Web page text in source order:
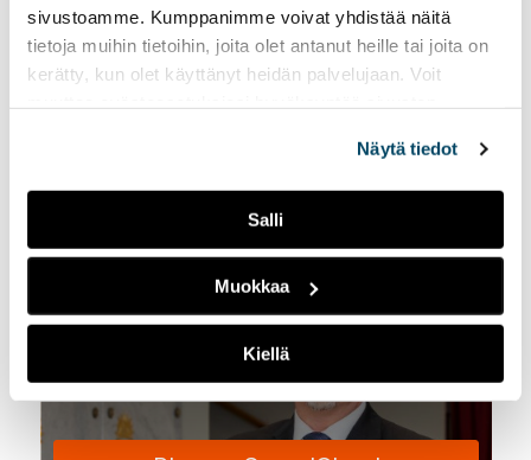
sivustoamme. Kumppanimme voivat yhdistää näitä
tietoja muihin tietoihin, joita olet antanut heille tai joita on
kerätty, kun olet käyttänyt heidän palvelujaan. Voit
Näytä tiedot
Salli
Muokkaa
Kiellä
Tämä on viimeinen osa tasa-arvoista
asevelvollisuutta käsittelevästä juttusarjasta.
Toinen osa:Armeijan valinneet naiset kannattavat
koko ikäluokkaa koskevia kutsuntoja